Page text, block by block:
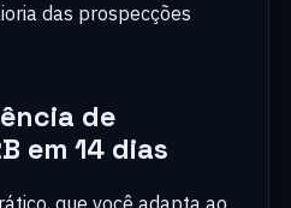
das prospecções
de
em 14 dias
que você adapta ao